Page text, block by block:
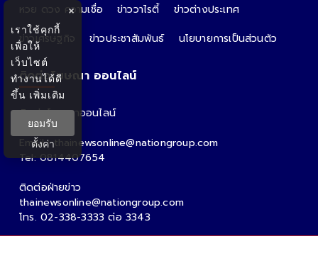
หวย ดวง ความเชื่อ
ข่าววาไรตี้
ข่าวต่างประเทศ
ข่าวเศรษฐกิจ
ข่าวประชาสัมพันธ์ นโยบายการเป็นส่วนตัว
ติดต่อโฆษณา ออนไลน์
ติดต่อโฆษณาออนไลน์
คุณอ้อ
Email : thainewsonline@nationgroup.com
Tel: 0814407654
ติดต่อฝ่ายข่าว
thainewsonline@nationgroup.com
โทร. 02-338-3333 ต่อ 3343
×
เราใช้คุกกี้
เพื่อให้
เว็บไซต์
ทำงานได้ดี
ขึ้น เพิ่มเติม
ยอมรับ
ตั้งค่า